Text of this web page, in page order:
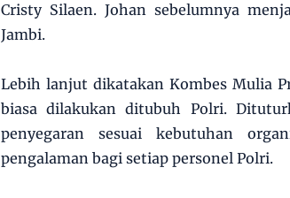
Cristy Silaen. Johan sebelumnya
Jambi.
Lebih lanjut dikatakan Kombes Mulia
biasa dilakukan ditubuh Polri.
penyegaran sesuai kebutuhan
pengalaman bagi setiap personel Polri.